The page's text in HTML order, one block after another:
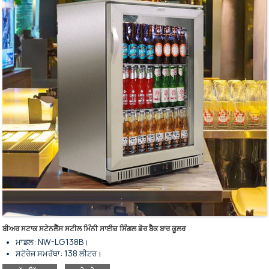
ਘੱਟ ਊਰਜਾ ਦੀ ਖਪਤ ਅਤੇ ਘੱਟ ਸ਼ੋਰ।
ਥਰਮਲ ਇਨਸੂਲੇਸ਼ਨ ਵਿੱਚ ਵਧੀਆ ਪ੍ਰਦਰਸ਼ਨ ਕਰਦਾ ਹੈ।
ਦਰਵਾਜ਼ੇ ਦੇ ਤਾਲੇ ਦੇ ਨਾਲ ਟ੍ਰਿਪਲ ਟੈਂਪਰਡ ਗਲਾਸ ਸਵਿੰਗ ਦਰਵਾਜ਼ੇ।
ਆਟੋ ਕਲੋਜ਼ਿੰਗ ਲਈ ਚੁੰਬਕੀ ਜੈਸਕੇਟ ਵਾਲੇ ਦਰਵਾਜ਼ੇ ਦੇ ਪੈਨਲ।
ਵਾਸ਼ਪੀਕਰਨ ਦੇ ਤੌਰ 'ਤੇ ਬਲੋ ਐਕਸਪੈਂਡਡ ਬੋਰਡ ਦੇ ਇੱਕ ਟੁਕੜੇ ਦੇ ਨਾਲ।
ਲਚਕਦਾਰ ਪਲੇਸਮੈਂਟ ਲਈ ਹੇਠਲੇ ਪਹੀਏ।
ਬੀਅਰ ਸਟਾਕ ਸਟੇਨਲੈੱਸ ਸਟੀਲ ਮਿੰਨੀ ਸਾਈਜ਼ ਸਿੰਗਲ ਡੋਰ ਬੈਕ ਬਾਰ ਕੂਲਰ
ਮਾਡਲ: NW-LG138B।
ਸਟੋਰੇਜ ਸਮਰੱਥਾ: 138 ਲੀਟਰ।
ਸਿੰਗਲ ਡੋਰ ਬੈਕ ਬਾਰ ਕੂਲਰ ਫਰਿੱਜ।